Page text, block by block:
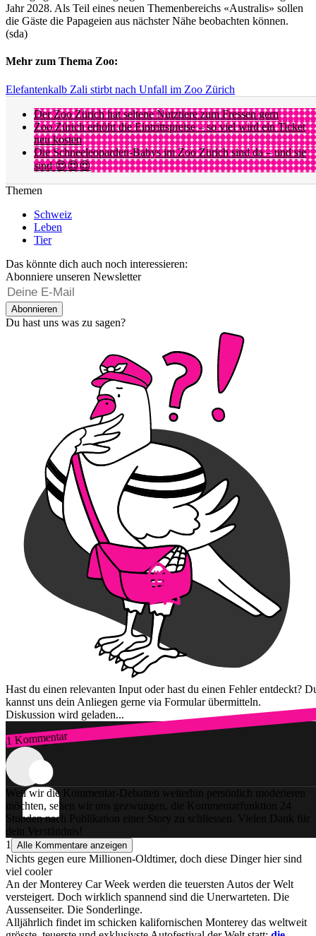
Jahr 2028. Als Teil eines neuen Themenbereichs «Australis» sollen
die Gäste die Papageien aus nächster Nähe beobachten können.
(sda)
Mehr zum Thema Zoo:
Elefantenkalb Zali stirbt nach Unfall im Zoo Zürich
Der Zoo Zürich hat seltene Nutztiere zum Fressen gern
Zoo Zürich erhöht die Eintrittspreise – so viel wird ein Ticket
neu kosten
Die Schneeleoparden-Babys im Zoo Zürich sind da – und sie
sind 😍😍😍
Themen
Schweiz
Leben
Tier
Das könnte dich auch noch interessieren:
Abonniere unseren Newsletter
Abonnieren
Du hast uns was zu sagen?
Hast du einen relevanten Input oder hast du einen Fehler entdeckt?
kannst uns dein Anliegen gerne via Formular übermitteln.
Diskussion wird geladen...
1 Kommentar
Zum Login
Weil wir die Kommentar-Debatten weiterhin persönlich moderieren
möchten, sehen wir uns gezwungen, die Kommentarfunktion 24
Stunden nach Publikation einer Story zu schliessen. Vielen Dank für
dein Verständnis!
1
Alle Kommentare anzeigen
Nichts gegen eure Millionen-Oldtimer, doch diese Dinger hier sind
viel cooler
An der Monterey Car Week werden die teuersten Autos der Welt
versteigert. Doch wirklich spannend sind die Unerwarteten. Die
Aussenseiter. Die Sonderlinge.
Alljährlich findet im schicken kalifornischen Monterey das weltweit